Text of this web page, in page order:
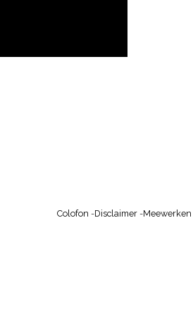
Colofon -Disclaimer -Meewerken